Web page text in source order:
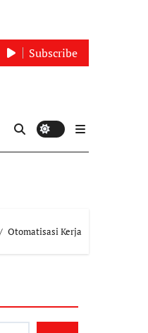
Subscribe
Otomatisasi Kerja